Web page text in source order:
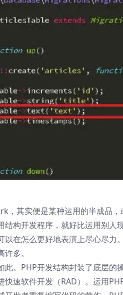
，其实便是某种运用的半成品
结构开发程序，就好比运用别
以在怎么更好地表演上尽心尽
多。
此。PHP开发结构封装了底层
快速软件开发（RAD）。运用